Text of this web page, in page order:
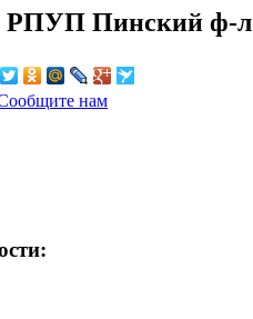
РПУП Пинский ф-л
нам